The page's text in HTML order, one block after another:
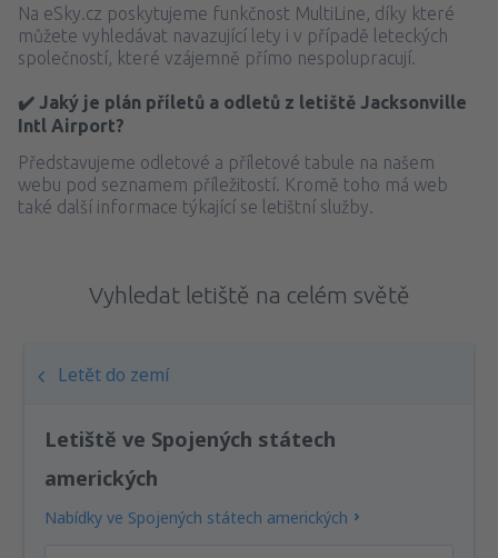
Na eSky.cz poskytujeme funkčnost MultiLine, díky které
můžete vyhledávat navazující lety i v případě leteckých
společností, které vzájemně přímo nespolupracují.
✔️ Jaký je plán příletů a odletů z letiště Jacksonville
Intl Airport?
Představujeme odletové a příletové tabule na našem
webu pod seznamem příležitostí. Kromě toho má web
také další informace týkající se letištní služby.
Vyhledat letiště na celém světě
Letět do zemí
Letiště ve Spojených státech
amerických
Nabídky ve Spojených státech amerických